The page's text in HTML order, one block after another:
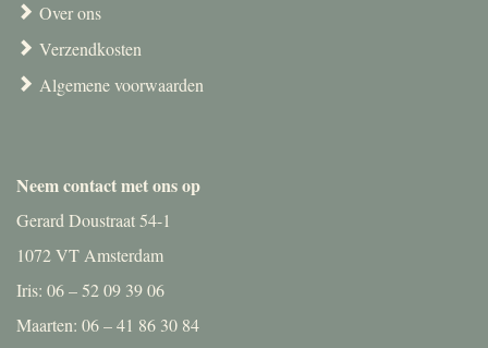
Over ons
Verzendkosten
Algemene voorwaarden
Neem contact met ons op
Gerard Doustraat 54-1
1072 VT Amsterdam
Iris: 06 – 52 09 39 06
Maarten: 06 – 41 86 30 84